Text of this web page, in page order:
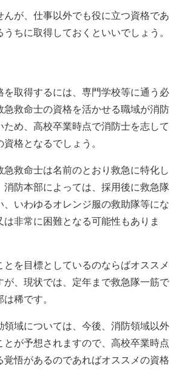
が、仕事以外でも役に立つ資格であ
ちに取得しておくといいでしょう。
取得するには、専門学校等に通う必
急救命士の資格を活かせる職域が消防
め、高校卒業時点で消防士を志して
格となるでしょう。
救命士は名前のとおり救急に特化し
消防本部によっては、採用後に救急隊
いわゆるオレンジ服の救助隊等にな
は非常に困難となる可能性もありま
を目標としているのならばオススメ
が、現状では、定年まで救急隊一筋で
稀です。
域については、今後、消防領域以外
とが予想されますので、高校卒業時点
覚悟があるのであればオススメの資格